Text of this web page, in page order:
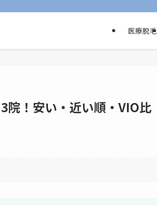
医療脱毛
院！安い・近い順・VIO比